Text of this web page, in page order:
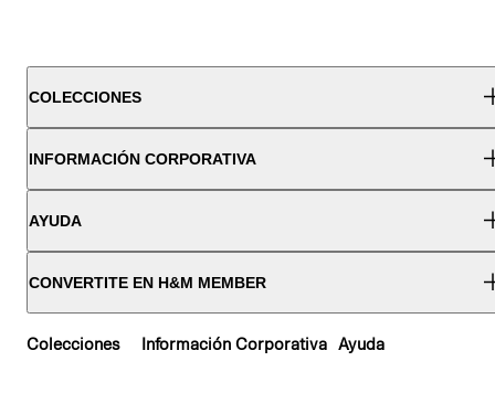
COLECCIONES
INFORMACIÓN CORPORATIVA
AYUDA
CONVERTITE EN H&M MEMBER
Colecciones Información Corporativa Ayuda